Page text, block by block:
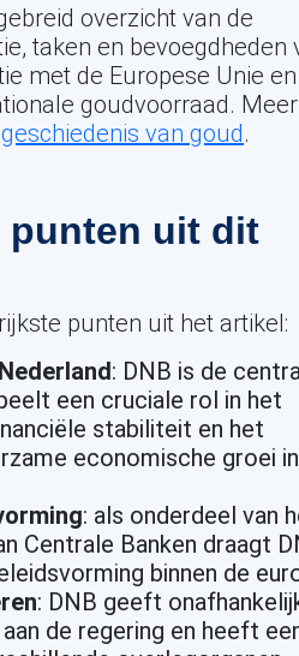
overzicht van de
taken en bevoegdheden
met de Europese Unie
goudvoorraad.
geschiedenis van goud.
punten uit dit
punten uit het artikel:
: DNB is de
een cruciale rol in het
stabiliteit en het
economische groei in
: als onderdeel van
Centrale Banken draagt
binnen de
: DNB geeft
de regering en heeft